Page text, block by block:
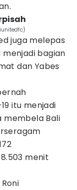
juga melepas
bagian
dan Yabes
itu menjadi
membela Bali
menit